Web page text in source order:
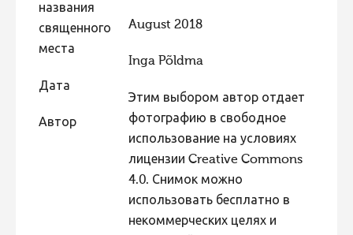
Видео 2022
Фотоконкурс 2020
Видео 2020
Фотоконкурс 2018
Фотоконкурс 2017
названия
священного
места
Дата
August 2018
Автор
Inga Põldma
Этим выбором автор отдает
фотографию в свободное
использование на условиях
лицензии Creative Commons
4.0. Снимок можно
использовать бесплатно в
некоммерческих целях и